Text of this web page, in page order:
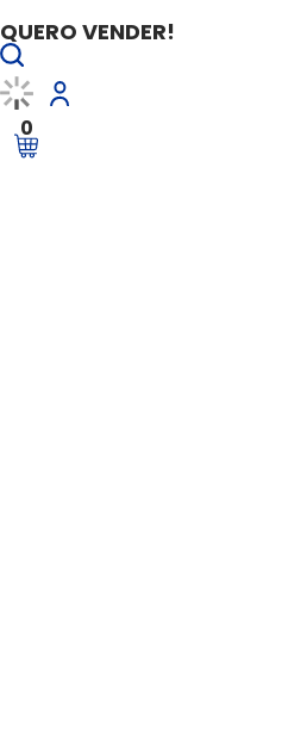
QUERO VENDER!
0